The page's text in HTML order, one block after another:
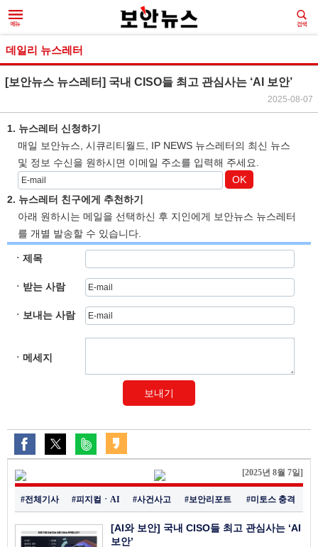
데일리 뉴스레터
[보안뉴스 뉴스레터] 국내 CISO들 최고 관심사는 ‘AI 보안’
2025-08-07
1. 뉴스레터 신청하기
매일 보안뉴스, 시큐리티월드, IP NEWS 뉴스레터의 최신 뉴스
및 정보 수신을 원하시면 이메일 주소를 입력해 주세요.
OK
2. 뉴스레터 친구에게 추천하기
아래 원하시는 메일을 선택하신 후 지인에게 보안뉴스 뉴스레터
를 개별 발송할 수 있습니다.
ㆍ제목
ㆍ받는 사람
ㆍ보내는 사람
ㆍ메세지
보내기
[2025년 8월 7일]
#전체기사 #피지컬ㆍAI #사건사고 #보안리포트 #미토스 충격
[AI와 보안] 국내 CISO들 최고 관심사는 ‘AI
보안’